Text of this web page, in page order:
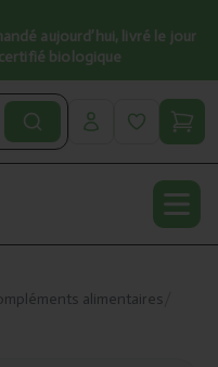
aujourd’hui, livré le jour
biologique
alimentaires